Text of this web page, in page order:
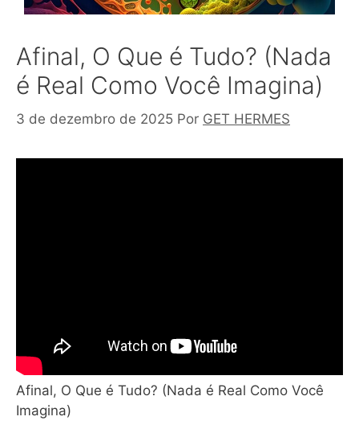
Afinal, O Que é Tudo? (Nada
é Real Como Você Imagina)
3 de dezembro de 2025 Por GET HERMES
Afinal, O Que é Tudo? (Nada é Real Como Você
Imagina)